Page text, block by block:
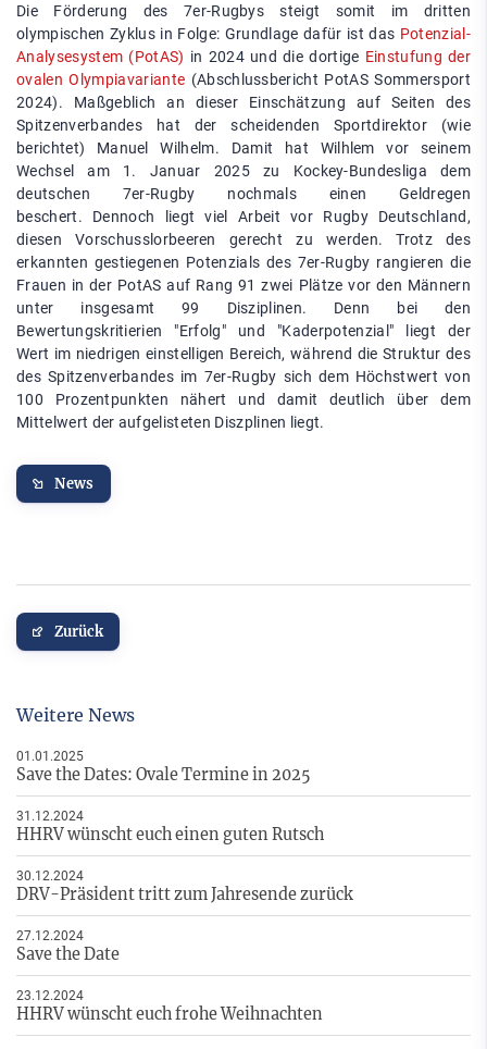
Die Förderung des 7er-Rugbys steigt somit im dritten
olympischen Zyklus in Folge: Grundlage dafür ist das Potenzial-
Analysesystem (PotAS) in 2024 und die dortige Einstufung der
ovalen Olympiavariante (Abschlussbericht PotAS Sommersport
2024). Maßgeblich an dieser Einschätzung auf Seiten des
Spitzenverbandes hat der scheidenden Sportdirektor (wie
berichtet) Manuel Wilhelm. Damit hat Wilhlem vor seinem
Wechsel am 1. Januar 2025 zu Kockey-Bundesliga dem
deutschen 7er-Rugby nochmals einen Geldregen
beschert. Dennoch liegt viel Arbeit vor Rugby Deutschland,
diesen Vorschusslorbeeren gerecht zu werden. Trotz des
erkannten gestiegenen Potenzials des 7er-Rugby rangieren die
Frauen in der PotAS auf Rang 91 zwei Plätze vor den Männern
unter insgesamt 99 Disziplinen. Denn bei den
Bewertungskritierien "Erfolg" und "Kaderpotenzial" liegt der
Wert im niedrigen einstelligen Bereich, während die Struktur des
des Spitzenverbandes im 7er-Rugby sich dem Höchstwert von
100 Prozentpunkten nähert und damit deutlich über dem
Mittelwert der aufgelisteten Diszplinen liegt.
News
Zurück
Weitere News
01.01.2025
Save the Dates: Ovale Termine in 2025
31.12.2024
HHRV wünscht euch einen guten Rutsch
30.12.2024
DRV-Präsident tritt zum Jahresende zurück
27.12.2024
Save the Date
23.12.2024
HHRV wünscht euch frohe Weihnachten